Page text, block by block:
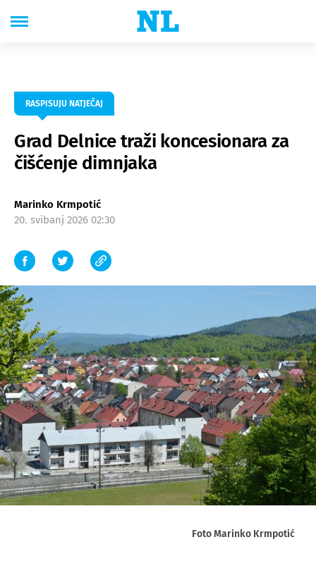
RASPISUJU NATJEČAJ
Grad Delnice traži koncesionara za
čišćenje dimnjaka
Marinko Krmpotić
20. svibanj 2026 02:30
Foto Marinko Krmpotić